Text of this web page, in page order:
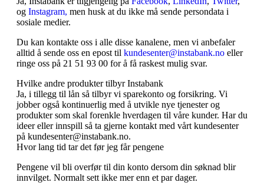
og Instagram, men husk at du ikke må sende persondata i
sosiale medier.
Du kan kontakte oss i alle disse kanalene, men vi anbefaler
alltid å sende oss en epost til kundesenter@instabank.no eller
ringe oss på 21 51 93 00 for å få raskest mulig svar.
Hvilke andre produkter tilbyr Instabank
Ja, i tillegg til lån så tilbyr vi sparekonto og forsikring. Vi
jobber også kontinuerlig med å utvikle nye tjenester og
produkter som skal forenkle hverdagen til våre kunder. Har du
ideer eller innspill så ta gjerne kontakt med vårt kundesenter
på kundesenter@instabank.no.
Hvor lang tid tar det før jeg får pengene
Pengene vil bli overfør til din konto dersom din søknad blir
innvilget. Normalt sett ikke mer enn et par dager.